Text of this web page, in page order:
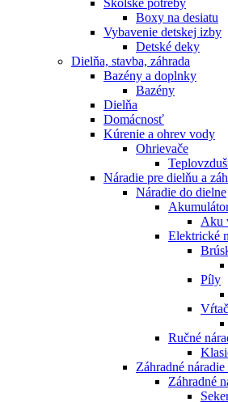
Školské potreby
Boxy na desiatu
Vybavenie detskej izby
Detské deky
Dielňa, stavba, záhrada
Bazény a doplnky
Bazény
Dielňa
Domácnosť
Kúrenie a ohrev vody
Ohrievače
Náradie pre dielňu a
Náradie do dielne
Aku
Elektrické
Píly
Ručné
Záhradné
Záhradné